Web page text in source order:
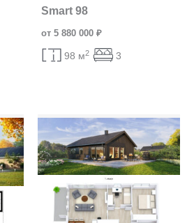
Smart 98
от 5 880 000 ₽
98 м2 3